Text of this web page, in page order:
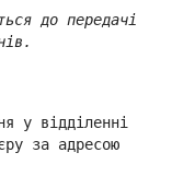
до передачі
у відділенні
за адресою